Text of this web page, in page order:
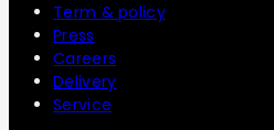
Term & policy
Press
Careers
Delivery
Service